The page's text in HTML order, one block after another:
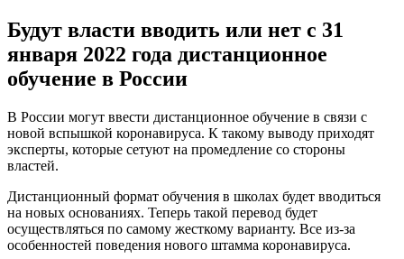
Будут власти вводить или нет с 31
января 2022 года дистанционное
обучение в России
В России могут ввести дистанционное обучение в связи с
новой вспышкой коронавируса. К такому выводу приходят
эксперты, которые сетуют на промедление со стороны
властей.
Дистанционный формат обучения в школах будет вводиться
на новых основаниях. Теперь такой перевод будет
осуществляться по самому жесткому варианту. Все из-за
особенностей поведения нового штамма коронавируса.